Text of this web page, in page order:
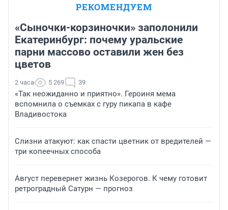
РЕКОМЕНДУЕМ
«Сыночки-корзиночки» заполонили
Екатеринбург: почему уральские
парни массово оставили жен без
цветов
2 часа 5 269 39
«Так неожиданно и приятно». Героиня мема
вспомнила о съемках с гуру пикапа в кафе
Владивостока
Слизни атакуют: как спасти цветник от вредителей —
три копеечных способа
Август перевернет жизнь Козерогов. К чему готовит
ретроградный Сатурн — прогноз